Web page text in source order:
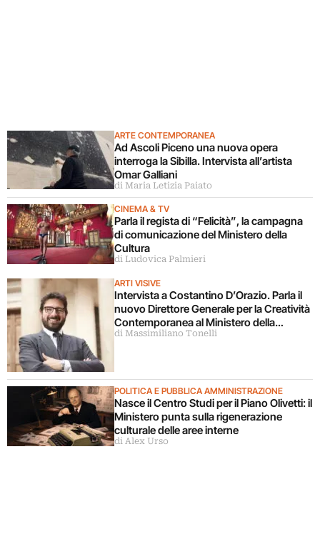
ARTE CONTEMPORANEA
Ad Ascoli Piceno una nuova opera
interroga la Sibilla. Intervista all’artista
Omar Galliani
di Maria Letizia Paiato
CINEMA & TV
Parla il regista di “Felicità”, la campagna
di comunicazione del Ministero della
Cultura
di Ludovica Palmieri
ARTI VISIVE
Intervista a Costantino D’Orazio. Parla il
nuovo Direttore Generale per la Creatività
Contemporanea al Ministero della
Cultura
di Massimiliano Tonelli
POLITICA E PUBBLICA AMMINISTRAZIONE
Nasce il Centro Studi per il Piano Olivetti: il
Ministero punta sulla rigenerazione
culturale delle aree interne
di Alex Urso